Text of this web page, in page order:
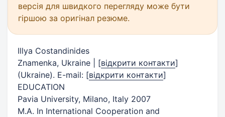
версія для швидкого перегляду може бути
гіршою за оригінал резюме.
Illya Costandinides
Znamenka, Ukraine | [відкрити контакти]
(Ukraine). E-mail: [відкрити контакти]
EDUCATION
Pavia University, Milano, Italy 2007
M.A. In International Cooperation and